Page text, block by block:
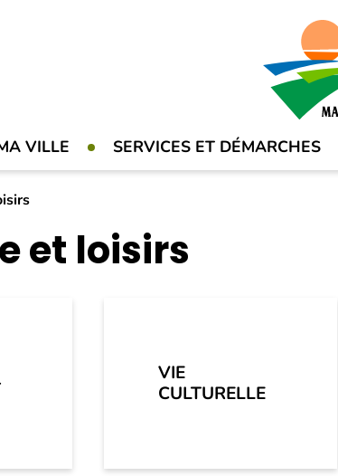
VILLE SERVICES ET DÉMARCHES
et loisirs
VIE
CULTURELLE